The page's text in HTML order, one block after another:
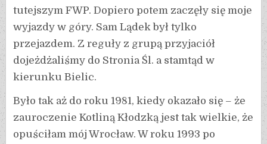
tutejszym FWP. Dopiero potem zaczęły się moje
wyjazdy w góry. Sam Lądek był tylko
przejazdem. Z reguły z grupą przyjaciół
dojeżdżaliśmy do Stronia Śl. a stamtąd w
kierunku Bielic.
Było tak aż do roku 1981, kiedy okazało się – że
zauroczenie Kotliną Kłodzką jest tak wielkie, że
opuściłam mój Wrocław. W roku 1993 po